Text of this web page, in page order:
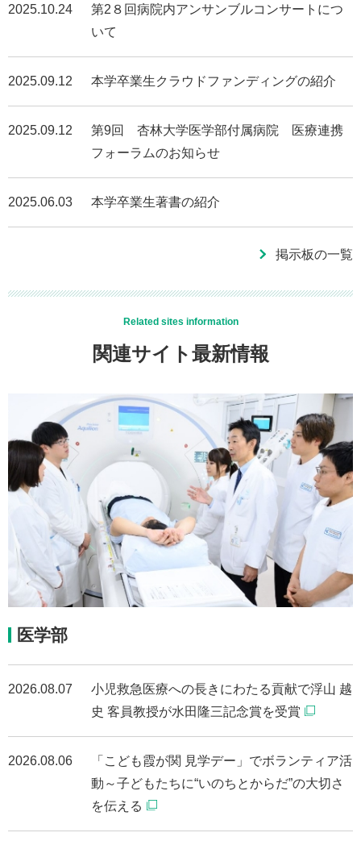
2025.10.24
第2８回病院内アンサンブルコンサートにつ
いて
2025.09.12 本学卒業生クラウドファンディングの紹介
2025.09.12
第9回 杏林大学医学部付属病院 医療連携
フォーラムのお知らせ
2025.06.03 本学卒業生著書の紹介
掲示板の一覧
Related sites information
関連サイト最新情報
医学部
2026.08.07
小児救急医療への長きにわたる貢献で浮山 越
史 客員教授が水田隆三記念賞を受賞
2026.08.06
「こども霞が関 見学デー」でボランティア活
動～子どもたちに“いのちとからだ”の大切さ
を伝える